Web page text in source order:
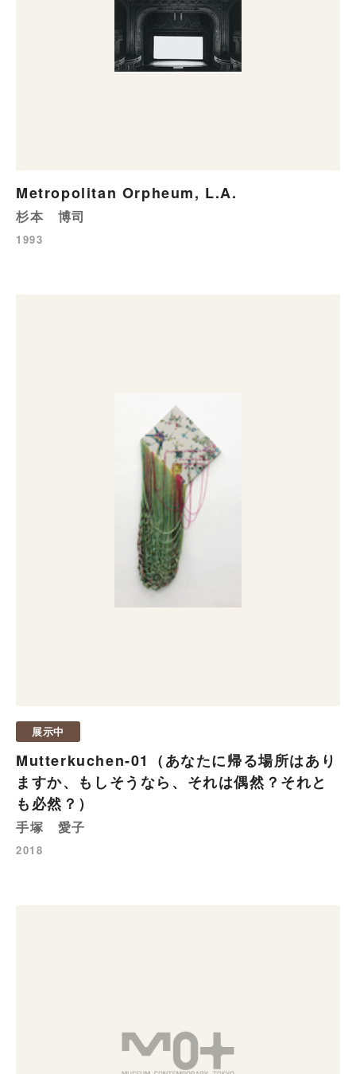
Metropolitan Orpheum, L.A.
杉本 博司
1993
展示中
Mutterkuchen-01（あなたに帰る場所はあり
ますか、もしそうなら、それは偶然？それと
も必然？）
手塚 愛子
2018